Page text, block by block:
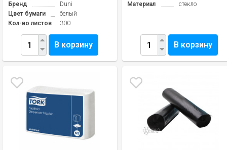
Бренд
Duni
Цвет бумаги
белый
Кол-во листов
300
В корзину
Материал
стекло
В корзину